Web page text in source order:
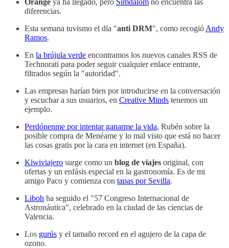
diferencias.
Esta semana tuvismo el día "anti DRM", como recogió Andy
Ramos.
En la brújula verde encontramos los nuevos canales RSS de
Technorati para poder seguir cualquier enlace entrante,
filtrados según la "autoridad".
Las empresas harían bien por introducirse en la conversación
y escuchar a sus usuarios, en Creative Minds tenemos un
ejemplo.
Perdónenme por intentar ganarme la vida, Rubén sobre la
posible compra de Menéame y lo mal visto que está no hacer
las cosas gratis por la cara en internet (en España).
Kiwiviajero surge como un blog de viajes original, con
ofertas y un enfásis especial en la gastronomía. Es de mi
amigo Paco y comienza con tapas por Sevilla.
Liboh ha seguido el "57 Congreso Internacional de
Astronáutica", celebrado en la ciudad de las ciencias de
Valencia.
Los gurús y el tamaño record en el agujero de la capa de
ozono.